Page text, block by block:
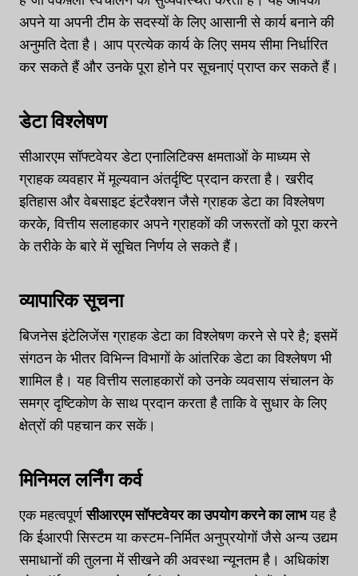
अपने या अपनी टीम के सदस्यों के लिए आसानी से कार्य बनाने की
अनुमति देता है। आप प्रत्येक कार्य के लिए समय सीमा निर्धारित
कर सकते हैं और उनके पूरा होने पर सूचनाएं प्राप्त कर सकते हैं।
डेटा विश्लेषण
सीआरएम सॉफ्टवेयर डेटा एनालिटिक्स क्षमताओं के माध्यम से
ग्राहक व्यवहार में मूल्यवान अंतर्दृष्टि प्रदान करता है। खरीद
इतिहास और वेबसाइट इंटरैक्शन जैसे ग्राहक डेटा का विश्लेषण
करके, वित्तीय सलाहकार अपने ग्राहकों की जरूरतों को पूरा करने
के तरीके के बारे में सूचित निर्णय ले सकते हैं।
व्यापारिक सूचना
बिजनेस इंटेलिजेंस ग्राहक डेटा का विश्लेषण करने से परे है; इसमें
संगठन के भीतर विभिन्न विभागों के आंतरिक डेटा का विश्लेषण भी
शामिल है। यह वित्तीय सलाहकारों को उनके व्यवसाय संचालन के
समग्र दृष्टिकोण के साथ प्रदान करता है ताकि वे सुधार के लिए
क्षेत्रों की पहचान कर सकें।
मिनिमल लर्निंग कर्व
एक महत्वपूर्णसीआरएम सॉफ्टवेयर का उपयोग करने का लाभयह है
कि ईआरपी सिस्टम या कस्टम-निर्मित अनुप्रयोगों जैसे अन्य उद्यम
समाधानों की तुलना में सीखने की अवस्था न्यूनतम है। अधिकांश